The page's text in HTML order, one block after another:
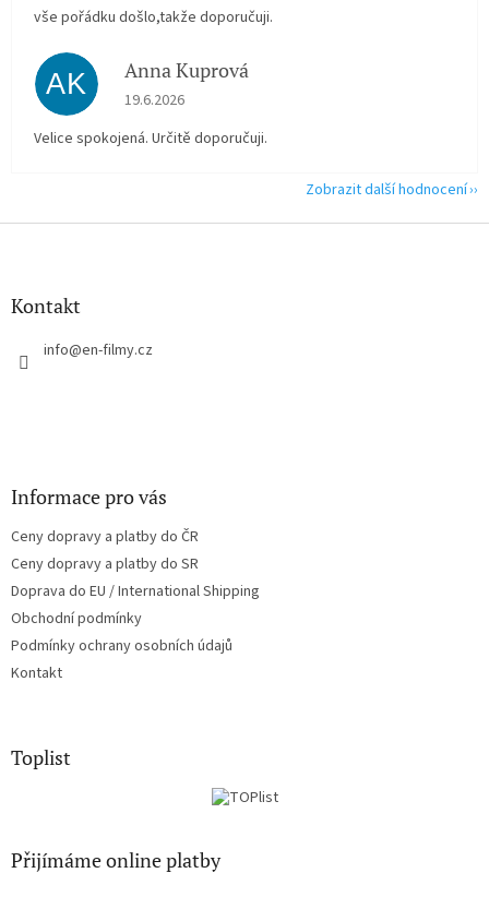
vše pořádku došlo,takže doporučuji.
AK Anna Kuprová
Hodnocení obchodu je 5 z 5 hvězdiček.
19.6.2026
Velice spokojená. Určitě doporučuji.
Zobrazit další hodnocení
Z
Kontakt
info@en-filmy.cz
Informace pro vás
Ceny dopravy a platby do ČR
Ceny dopravy a platby do SR
Doprava do EU / International Shipping
Obchodní podmínky
Podmínky ochrany osobních údajů
Kontakt
Toplist
Přijímáme online platby